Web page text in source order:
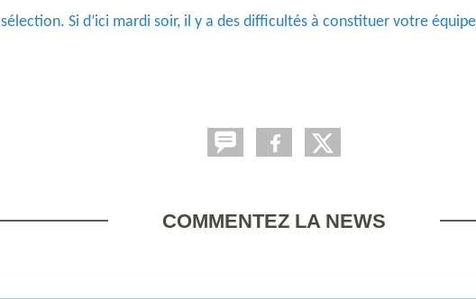
Si d’ici mardi soir, il y a des difficultés à constituer votre
COMMENTEZ LA NEWS